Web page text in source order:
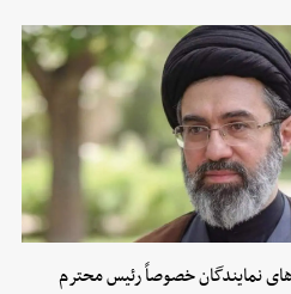
نمایندگان خصوصاً رئیس محترم